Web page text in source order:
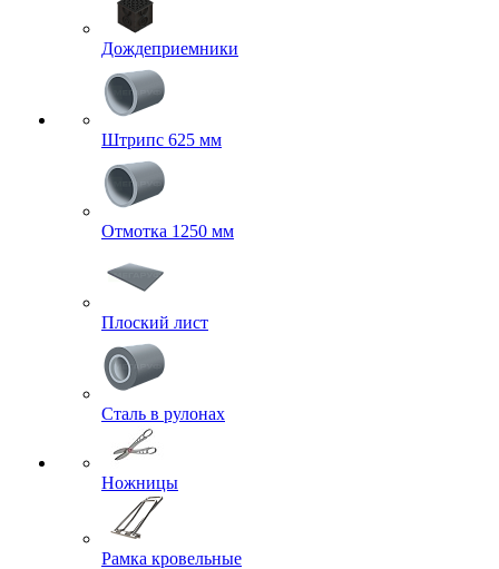
Дождеприемники
Штрипс 625 мм
Отмотка 1250 мм
Плоский лист
Сталь в рулонах
Ножницы
Рамка кровельные